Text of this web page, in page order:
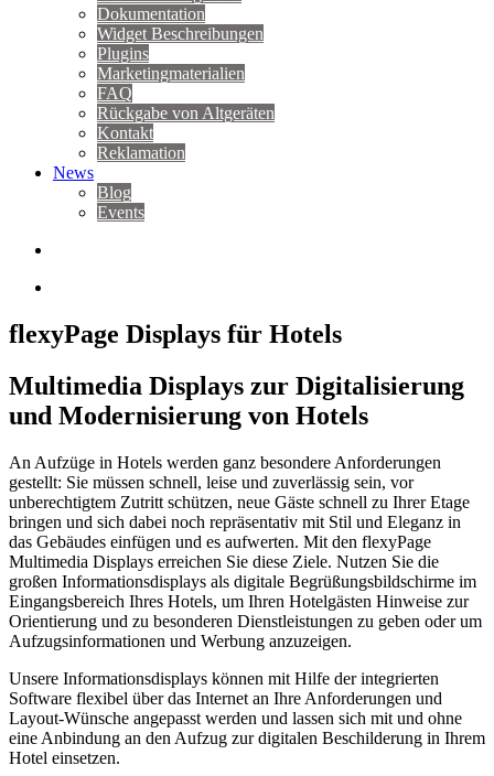
Dokumentation
Widget Beschreibungen
Plugins
Marketingmaterialien
FAQ
Rückgabe von Altgeräten
Kontakt
Reklamation
News
Blog
Events
flexyPage Displays für Hotels
Multimedia Displays zur Digitalisierung
und Modernisierung von Hotels
An Aufzüge in Hotels werden ganz besondere Anforderungen
gestellt: Sie müssen schnell, leise und zuverlässig sein, vor
unberechtigtem Zutritt schützen, neue Gäste schnell zu Ihrer Etage
bringen und sich dabei noch repräsentativ mit Stil und Eleganz in
das Gebäudes einfügen und es aufwerten. Mit den flexyPage
Multimedia Displays erreichen Sie diese Ziele. Nutzen Sie die
großen Informationsdisplays als digitale Begrüßungsbildschirme im
Eingangsbereich Ihres Hotels, um Ihren Hotelgästen Hinweise zur
Orientierung und zu besonderen Dienstleistungen zu geben oder um
Aufzugsinformationen und Werbung anzuzeigen.
Unsere Informationsdisplays können mit Hilfe der integrierten
Software flexibel über das Internet an Ihre Anforderungen und
Layout-Wünsche angepasst werden und lassen sich mit und ohne
eine Anbindung an den Aufzug zur digitalen Beschilderung in Ihrem
Hotel einsetzen.